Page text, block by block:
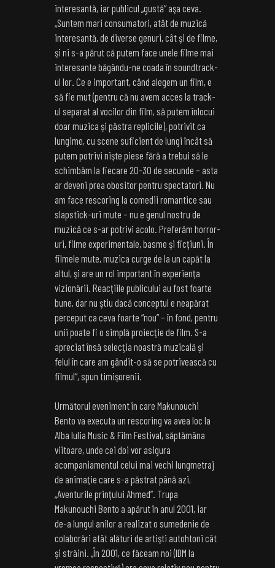
interesantă, iar publicul „gustă“ aşa ceva.
„Suntem mari consumatori, atât de muzică
interesantă, de diverse genuri, cât şi de filme,
şi ni s-a părut că putem face unele filme mai
interesante băgându-ne coada în soundtrack-
ul lor. Ce e important, când alegem un film, e
să fie mut (pentru că nu avem acces la track-
ul separat al vocilor din film, să putem înlocui
doar muzica şi păstra replicile), potrivit ca
lungime, cu scene suficient de lungi încât să
putem potrivi nişte piese fără a trebui să le
schimbăm la fiecare 20-30 de secunde – asta
ar deveni prea obositor pentru spectatori. Nu
am face rescoring la comedii romantice sau
slapstick-uri mute – nu e genul nostru de
muzică ce s-ar potrivi acolo. Preferăm horror-
uri, filme experimentale, basme şi ficţiuni. În
filmele mute, muzica curge de la un capăt la
altul, şi are un rol important în experienţa
vizionării. Reacţiile publicului au fost foarte
bune, dar nu ştiu dacă conceptul e neapărat
perceput ca ceva foarte “nou” – în fond, pentru
unii poate fi o simplă proiecţie de film. S-a
apreciat însă selecţia noastră muzicală şi
felul în care am gândit-o să se potrivească cu
filmul“, spun timişorenii.
Următorul eveniment în care Makunouchi
Bento va executa un rescoring va avea loc la
Alba Iulia Music & Film Festival, săptămâna
viitoare, unde cei doi vor asigura
acompaniamentul celui mai vechi lungmetraj
de animaţie care s-a păstrat până azi,
„Aventurile prinţului Ahmed”. Trupa
Makunouchi Bento a apărut în anul 2001, iar
de-a lungul anilor a realizat o sumedenie de
colaborări atât alături de artişti autohtoni cât
şi străini. „În 2001, ce făceam noi (IDM la